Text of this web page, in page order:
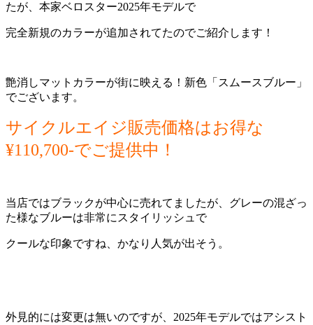
たが、本家ベロスター2025年モデルで
完全新規のカラーが追加されてたのでご紹介します！
艶消しマットカラーが街に映える！新色「スムースブルー」
でございます。
サイクルエイジ販売価格はお得な
¥110,700-でご提供中！
当店ではブラックが中心に売れてましたが、グレーの混ざっ
た様なブルーは非常にスタイリッシュで
クールな印象ですね、かなり人気が出そう。
外見的には変更は無いのですが、2025年モデルではアシスト